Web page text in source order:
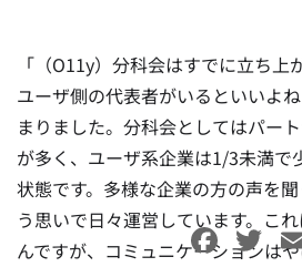
「（O11y）分科会はすでに立ち上
ユーザ側の代表者がいるといいよ
まりました。分科会としてはパー
が多く、ユーザ系企業は1/3未満で
状態です。多様な企業の方の声を
う思いで日々運営しています。こ
んですが、コミュニケーションは
Facebook